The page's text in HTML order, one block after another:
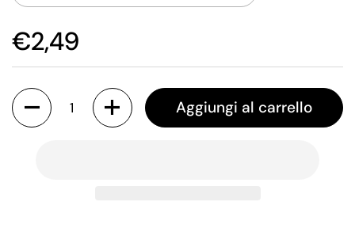
€2,49
Quantità
Aggiungi al carrello